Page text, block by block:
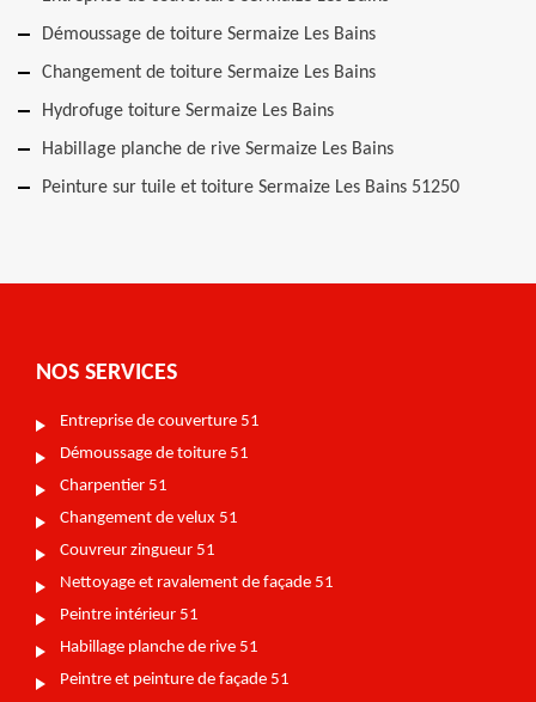
Démoussage de toiture Sermaize Les Bains
Changement de toiture Sermaize Les Bains
Hydrofuge toiture Sermaize Les Bains
Habillage planche de rive Sermaize Les Bains
Peinture sur tuile et toiture Sermaize Les Bains 51250
NOS SERVICES
Entreprise de couverture 51
Démoussage de toiture 51
Charpentier 51
Changement de velux 51
Couvreur zingueur 51
Nettoyage et ravalement de façade 51
Peintre intérieur 51
Habillage planche de rive 51
Peintre et peinture de façade 51